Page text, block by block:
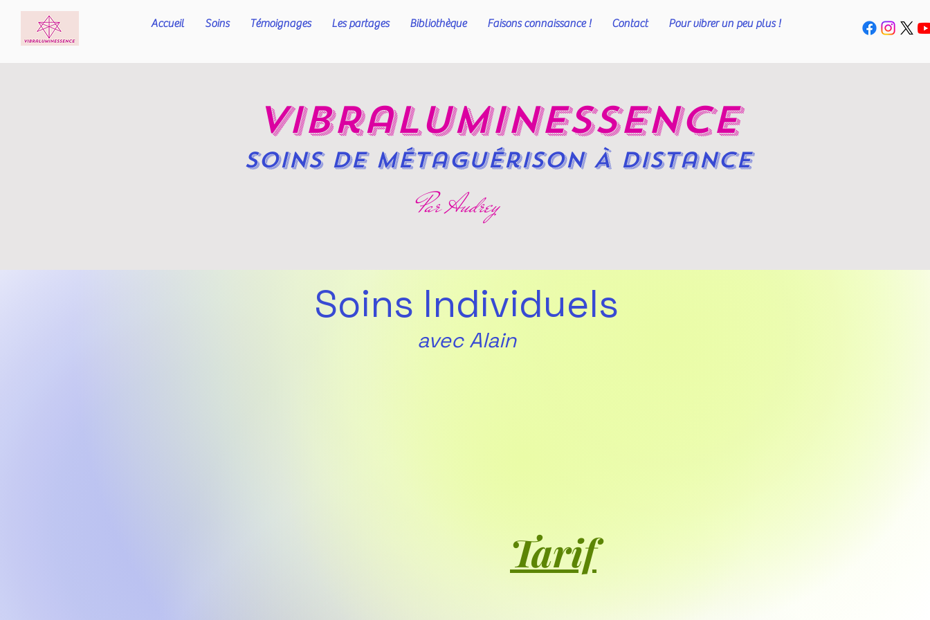
Accueil Soins Témoignages Les partages Bibliothèque Faisons connaissance ! Contact Pour vibrer un peu plus !
Vibraluminessence
Soins demétaguérison À distance
Par Audrey
Soins Individuels
avec Alain
Tarif